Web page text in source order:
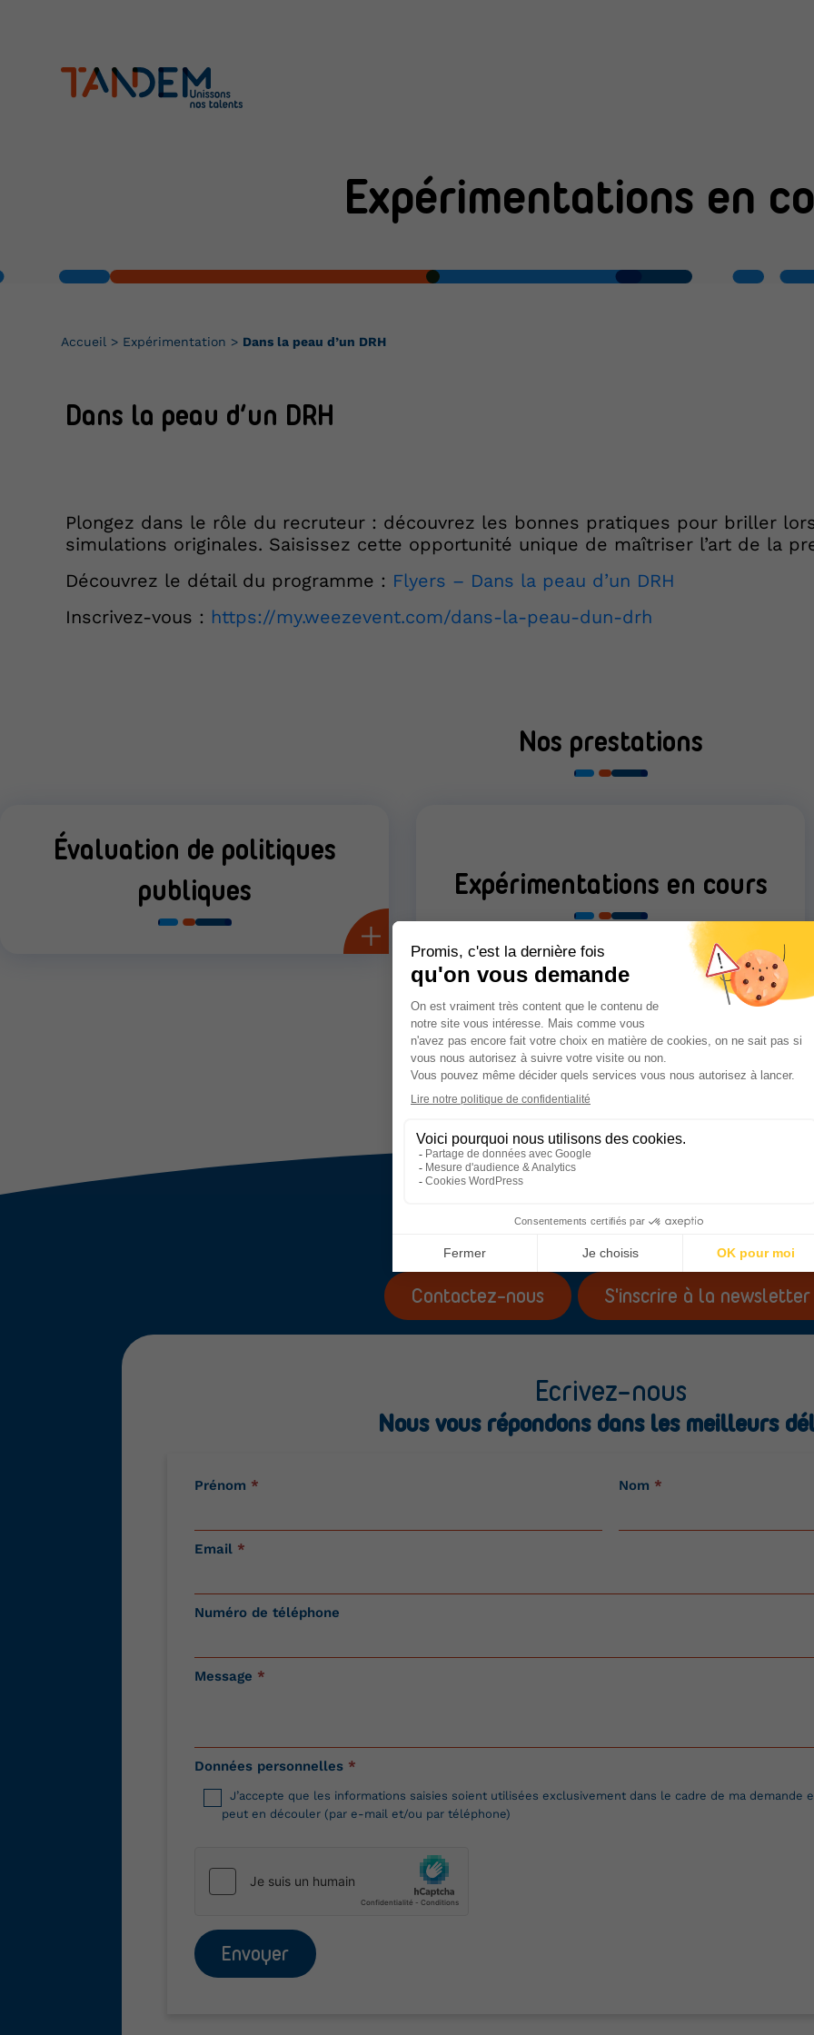
Expérimentations en
Accueil > Expérimentation > Dans la peau d’un DRH
Dans la peau d’un DRH
Plongez dans le rôle du recruteur : découvrez les bonnes pratiques pour briller
simulations originales. Saisissez cette opportunité unique de maîtriser l’art de la
Découvrez le détail du programme : Flyers – Dans la peau d’un DRH
Inscrivez-vous : https://my.weezevent.com/dans-la-peau-dun-drh
Nos prestations
Évaluation de politiques
publiques
Expérimentations en cours
Contactez-nous S'inscrire à la newsletter
Ecrivez-nous
Nous vous répondons dans les meilleurs
Contactez-
Prénom * Nom *
Email *
Numéro de téléphone
Message *
Données personnelles *
J’accepte que les informations saisies soient utilisées exclusivement dans le cadre de ma demande
peut en découler (par e-mail et/ou par téléphone)
Envoyer